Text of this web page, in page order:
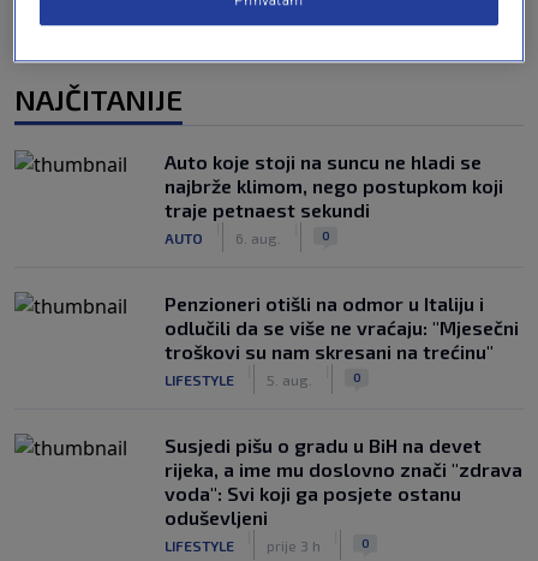
NAJČITANIJE
Auto koje stoji na suncu ne hladi se
najbrže klimom, nego postupkom koji
traje petnaest sekundi
AUTO 6. aug. 0
Penzioneri otišli na odmor u Italiju i
odlučili da se više ne vraćaju: "Mjesečni
troškovi su nam skresani na trećinu"
LIFESTYLE 5. aug. 0
Susjedi pišu o gradu u BiH na devet
rijeka, a ime mu doslovno znači "zdrava
voda": Svi koji ga posjete ostanu
oduševljeni
LIFESTYLE prije 3 h 0